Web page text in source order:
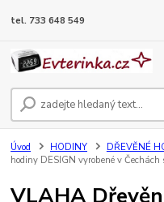
tel. 733 648 549
Úvod HODINY DŘEVĚNÉ
hodiny DESIGN vyrobené v
VLAHA